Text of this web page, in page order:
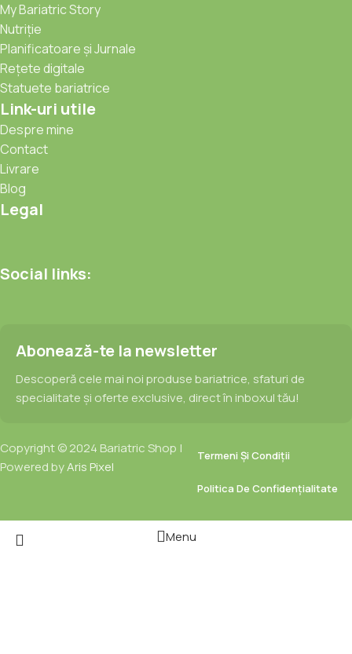
My Bariatric Story
Nutriție
Planificatoare și Jurnale
Rețete digitale
Statuete bariatrice
Link-uri utile
Despre mine
Contact
Livrare
Blog
Legal
Social links:
Abonează-te la newsletter
Descoperă cele mai noi produse bariatrice, sfaturi de
specialitate și oferte exclusive, direct în inboxul tău!
Copyright © 2024 Bariatric Shop |
Powered byAris Pixel
Termeni Și Condiții
Politica De Confidențialitate
Menu